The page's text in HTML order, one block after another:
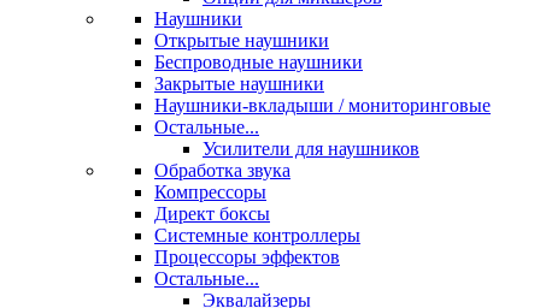
Наушники
Открытые наушники
Беспроводные наушники
Закрытые наушники
Наушники-вкладыши / мониторинговые
Остальные...
Усилители для наушников
Обработка звука
Компрессоры
Директ боксы
Системные контроллеры
Процессоры эффектов
Остальные...
Эквалайзеры